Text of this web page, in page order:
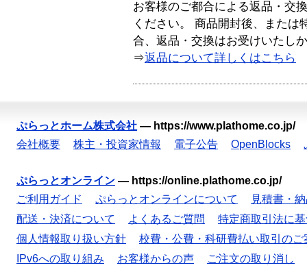
お客様のご都合による返品・交
ください。 商品開封後、または
合、返品・交換はお受けいたし
⇒返品について詳しくはこちら
ぷらっとホーム株式会社 — https://www.plathome.co.jp/
会社概要
株主・投資家情報 電子公告 OpenBlocks
ぷらっとオンライン — https://online.plathome.co.jp/
ご利用ガイド
ぷらっとオンラインについて
見積書・
配送・決済について
よくあるご質問
特定商取引法に
個人情報取り扱い方針
校費・公費・科研費払い取引のご
IPv6への取り組み
お客様からの声 ご注文の取り消し